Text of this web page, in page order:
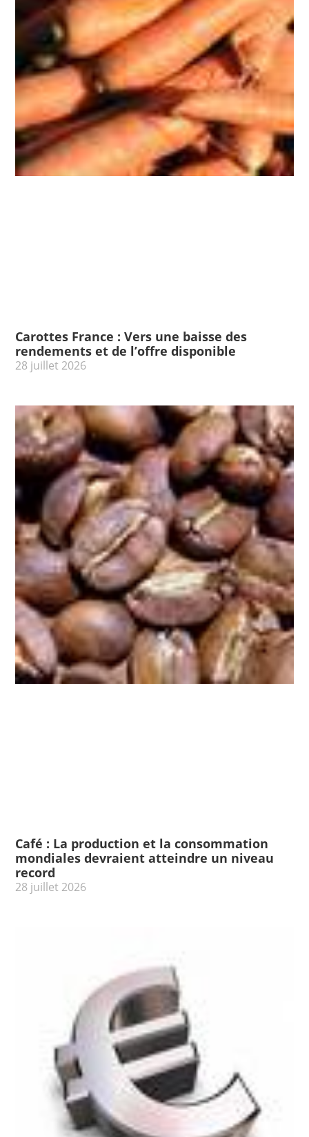
Carottes France : Vers une baisse des
rendements et de l’offre disponible
28 juillet 2026
Café : La production et la consommation
mondiales devraient atteindre un niveau
record
28 juillet 2026